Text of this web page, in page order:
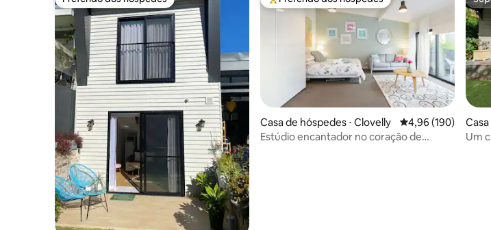
Preferido dos hóspedes Entre os melhores preferidos dos hóspedes
Casa de hóspedes ⋅ Clovelly 4,96 de uma
4,96 (190)
Estúdio encantador no coração de
Um